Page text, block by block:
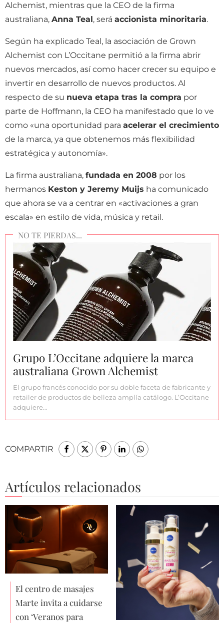
Alchemist, mientras que la CEO de la firma
australiana, Anna Teal, será accionista minoritaria.
Según ha explicado Teal, la asociación de Grown
Alchemist con L’Occitane permitió a la firma abrir
nuevos mercados, así como hacer crecer su equipo e
invertir en desarrollo de nuevos productos. Al
respecto de su nueva etapa tras la compra por
parte de Hoffmann, la CEO ha manifestado que lo ve
como «una oportunidad para acelerar el crecimiento
de la marca, ya que obtenemos más flexibilidad
estratégica y autonomía».
La firma australiana, fundada en 2008 por los
hermanos Keston y Jeremy Muijs ha comunicado
que ahora se va a centrar en «activaciones a gran
escala» en estilo de vida, música y retail.
Grupo L’Occitane adquiere la marca
australiana Grown Alchemist
El grupo francés conocido por su doble faceta de fabricante y
retailer de productos de belleza amplía catálogo. L’Occitane
adquiere…
COMPARTIR
Artículos relacionados
El centro de masajes
Marte invita a cuidarse
con ‘Veranos para